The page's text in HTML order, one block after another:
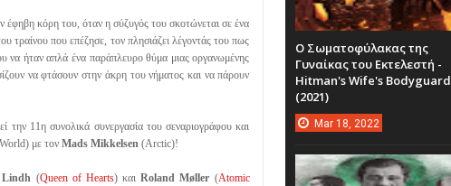
έφηβη κόρη του, όταν η σύζυγός του σκοτώνεται σε ένα
τραίνου που επέζησε, τον πλησιάζει λέγοντάς του πως
να ήταν απλά ένα παράπλευρο θύμα μιας οργανωμένης
να φτάσουν στην άκρη του νήματος και να πάρουν
την 11η συνολικά συνεργασία του σεναριογράφου και
με τον Mads Mikkelsen (Arctic)!
Lindh (Queen of Hearts) καιRoland Møller (Atomic
Ο Σωματοφύλακας της
Γυναίκας του Εκτελεστή -
Hitman's Wife's Bodyguard
(2021)
Mar 18, 2022